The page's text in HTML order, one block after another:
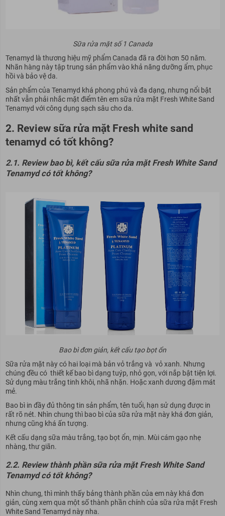
Sữa rửa mặt số 1 Canada
Tenamyd là thương hiệu mỹ phẩm Canada đã ra đời hơn 50 năm.
Nhãn hàng này tập trung sản phẩm vào khả năng dưỡng ẩm, phục
hồi và bảo vệ da.
Sản phẩm của Tenamyd khá phong phú và đa dạng, nhưng nổi bật
nhất vẫn phải nhắc mặt điểm tên em sữa rửa mặt Fresh White Sand
Tenamyd với công dụng sạch sâu cho da.
2. Review sữa rửa mặt Fresh white sand
tenamyd có tốt không?
2.1. Review bao bì, kết cấu sữa rửa mặt Fresh White Sand
Tenamyd có tốt không?
Bao bì đơn giản, kết cấu tạo bọt ổn
Sữa rửa mặt này có hai loại mà bản vỏ trắng và vỏ xanh. Nhưng
chúng đều có thiết kế bao bì dạng tuýp, nhỏ gọn, với nắp bật tiện lợi.
Sử dụng màu trắng tinh khôi, nhã nhặn. Hoặc xanh dương đậm mát
mẻ.
Bao bì in đầy đủ thông tin sản phẩm, tên tuổi, hạn sử dụng được in
rất rõ nét. Nhìn chung thì bao bì của sữa rửa mặt này khá đơn giản,
nhưng cũng khá ấn tượng.
Kết cấu dạng sữa màu trắng, tạo bọt ổn, mịn. Mùi cám gạo nhẹ
nhàng, thư giãn.
2.2. Review thành phần sữa rửa mặt Fresh White Sand
Tenamyd có tốt không?
Nhìn chung, thì mình thấy bảng thành phần của em này khá đơn
giản, cùng xem qua một số thành phần chính của sữa rửa mặt Fresh
White Sand Tenamyd này nha.